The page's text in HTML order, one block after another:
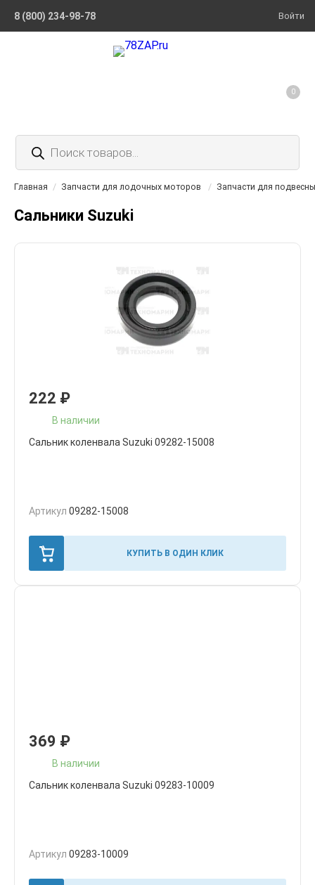
8 (800) 234-98-78 Войти
Поиск
товаров
0
Главная / Запчасти для лодочных моторов / Запчасти для
Сальники Suzuki
222 ₽
В наличии
Сальник коленвала Suzuki 09282-15008
Артикул 09282-15008
КУПИТЬ В ОДИН КЛИК
369 ₽
В наличии
Сальник коленвала Suzuki 09283-10009
Артикул 09283-10009